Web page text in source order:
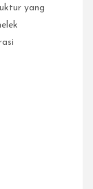
yang